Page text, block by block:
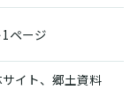
ページ
サイト、郷土資料